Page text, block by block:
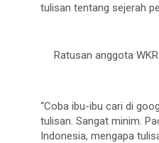
tulisan tentang sejerah
Ratusan anggota
“Coba ibu-ibu cari di
tulisan. Sangat minim.
Indonesia, mengapa